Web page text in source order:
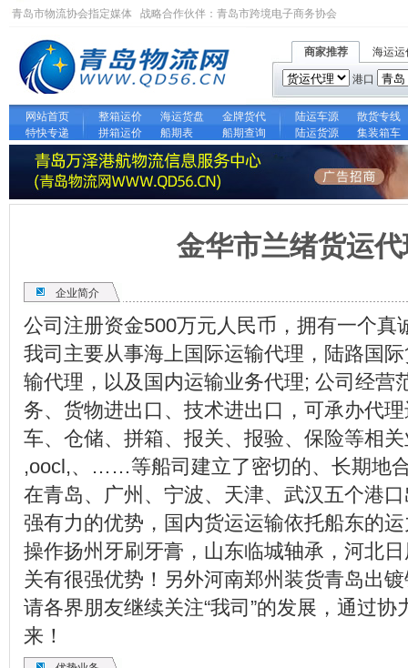
青岛市物流协会指定媒体 战略合作伙伴： 青岛市跨境电子商务协会
商家推荐 海运运
港口
网站首页 整箱运价 海运货盘 金牌货代 陆运车源
散货专线
特快专递
拼箱运价 船期表 船期查询 陆运货源 集装箱车
金华市兰绪货运
企业简介
公司注册资金500万元人民币，拥有一个真
我司主要从事海上国际运输代理，陆路国
输代理，以及国内运输业务代理; 公司经营
务、货物进出口、技术进出口，可承办代
车、仓储、拼箱、报关、报验、保险等相
,oocl,、……等船司建立了密切的、长期地
在青岛、广州、宁波、天津、武汉五个港
强有力的优势，国内货运运输依托船东的
操作扬州牙刷牙膏，山东临城轴承，河北
关有很强优势！另外河南郑州装货青岛出
请各界朋友继续关注“我司”的发展，通过
来！